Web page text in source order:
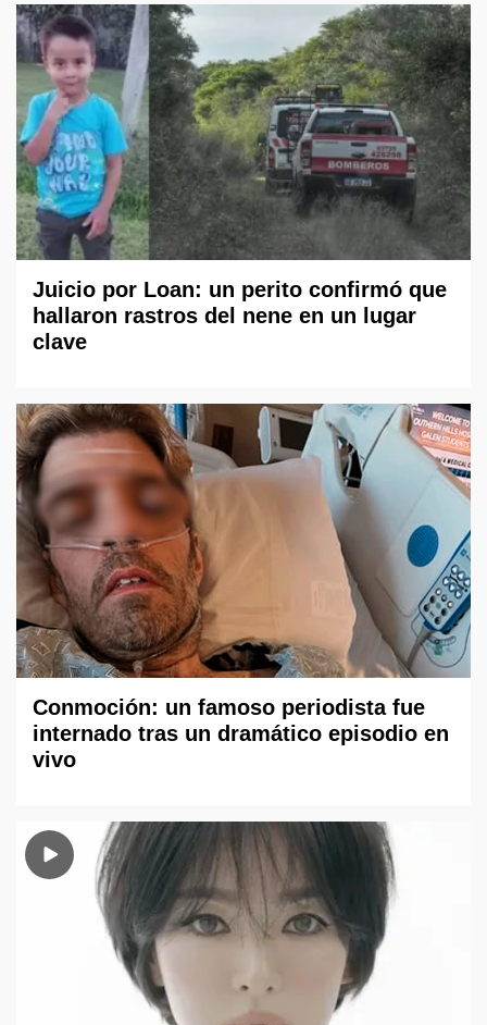
Juicio por Loan: un perito confirmó que
hallaron rastros del nene en un lugar
clave
Conmoción: un famoso periodista fue
internado tras un dramático episodio en
vivo